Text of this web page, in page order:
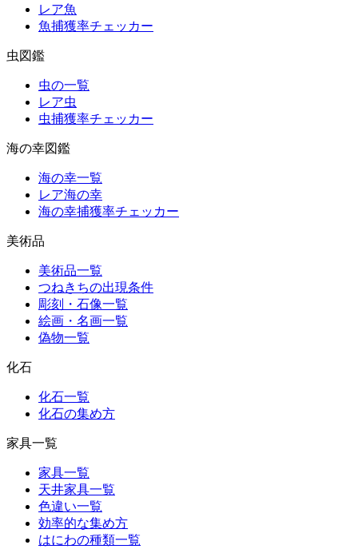
レア魚
魚捕獲率チェッカー
虫図鑑
虫の一覧
レア虫
虫捕獲率チェッカー
海の幸図鑑
海の幸一覧
レア海の幸
海の幸捕獲率チェッカー
美術品
美術品一覧
つねきちの出現条件
彫刻・石像一覧
絵画・名画一覧
偽物一覧
化石
化石一覧
化石の集め方
家具一覧
家具一覧
天井家具一覧
色違い一覧
効率的な集め方
はにわの種類一覧